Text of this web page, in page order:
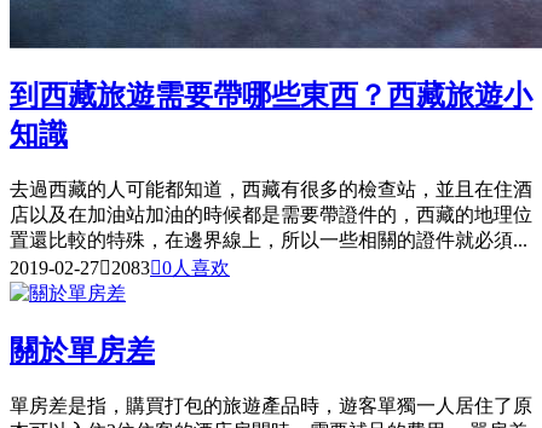
到西藏旅遊需要帶哪些東西？西藏旅遊小
知識
去過西藏的人可能都知道，西藏有很多的檢查站，並且在住酒
店以及在加油站加油的時候都是需要帶證件的，西藏的地理位
置還比較的特殊，在邊界線上，所以一些相關的證件就必須...
2019-02-2720830人喜欢
關於單房差
單房差是指，購買打包的旅遊產品時，遊客單獨一人居住了原